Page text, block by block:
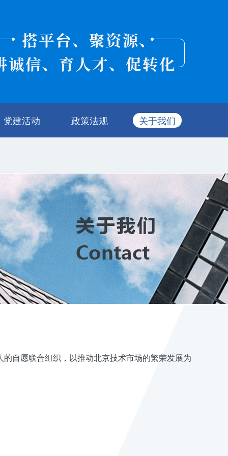
党建活动 政策法规 关于我们
自愿联合组织，以推动北京技术市场的繁荣发展为